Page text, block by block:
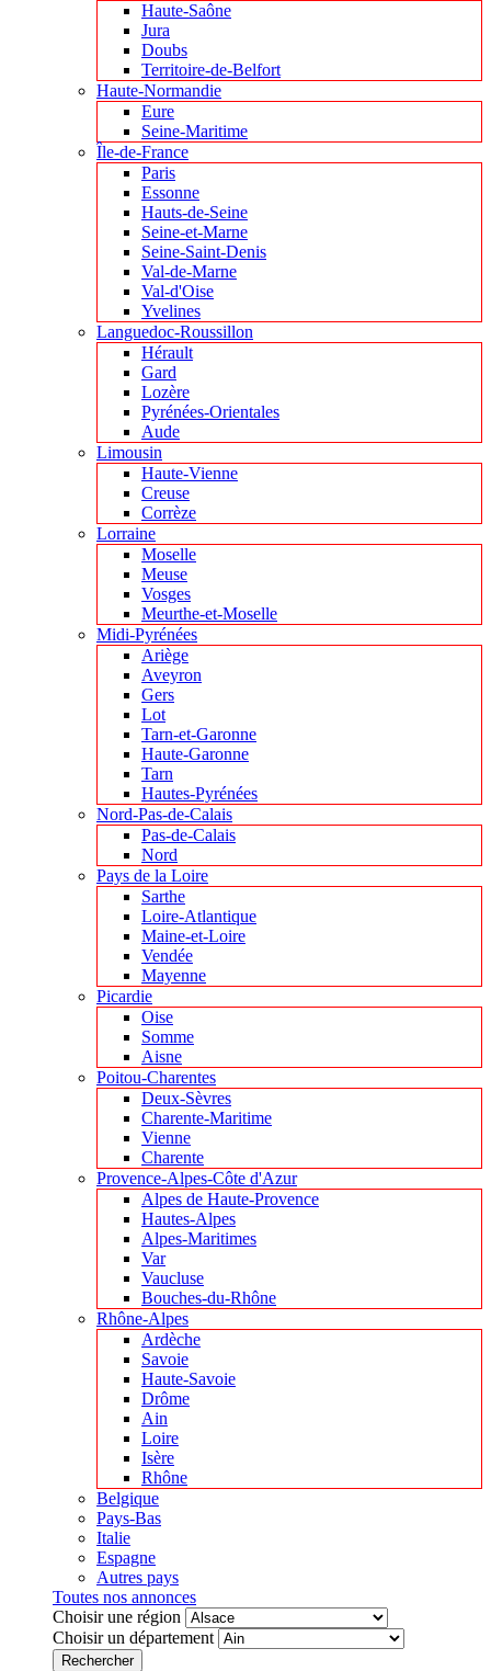
Haute-Saône
Jura
Doubs
Territoire-de-Belfort
Haute-Normandie
Eure
Seine-Maritime
Île-de-France
Paris
Essonne
Hauts-de-Seine
Seine-et-Marne
Seine-Saint-Denis
Val-de-Marne
Val-d'Oise
Yvelines
Languedoc-Roussillon
Hérault
Gard
Lozère
Pyrénées-Orientales
Aude
Limousin
Haute-Vienne
Creuse
Corrèze
Lorraine
Moselle
Meuse
Vosges
Meurthe-et-Moselle
Midi-Pyrénées
Ariège
Aveyron
Gers
Lot
Tarn-et-Garonne
Haute-Garonne
Tarn
Hautes-Pyrénées
Nord-Pas-de-Calais
Pas-de-Calais
Nord
Pays de la Loire
Sarthe
Loire-Atlantique
Maine-et-Loire
Vendée
Mayenne
Picardie
Oise
Somme
Aisne
Poitou-Charentes
Deux-Sèvres
Charente-Maritime
Vienne
Charente
Provence-Alpes-Côte d'Azur
Alpes de Haute-Provence
Hautes-Alpes
Alpes-Maritimes
Var
Vaucluse
Bouches-du-Rhône
Rhône-Alpes
Ardèche
Savoie
Haute-Savoie
Drôme
Ain
Loire
Isère
Rhône
Belgique
Pays-Bas
Italie
Espagne
Autres pays
Toutes nos annonces
Choisir une région
Choisir un département
Rechercher